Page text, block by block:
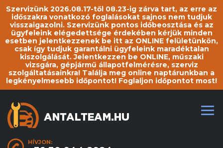
Szervizünk 2026.08.17-től 08.23-ig zárva tart, az erre az
időszakra vonatkozó foglalásokat sajnos nem tudjuk
visszaigazolni. Szervizünk pontos időbeosztása és az
ügyfeleink elégedettsége érdekében kérjük minden
esetben jelentkezzenek be itt az ONLINE felületünkön,
csak így tudjuk garantálni ügyfeleink maradéktalan
kiszolgálását. Jelentkezzen be ONLINE, műszaki
vizsgára, gépjármű állapotfelmérésre, szerviz
szolgáltatásainkra! Találja meg online naptárunkban a
legkényelmesebb időpontot! Foglaljon időpontot most!
HÍVJON: